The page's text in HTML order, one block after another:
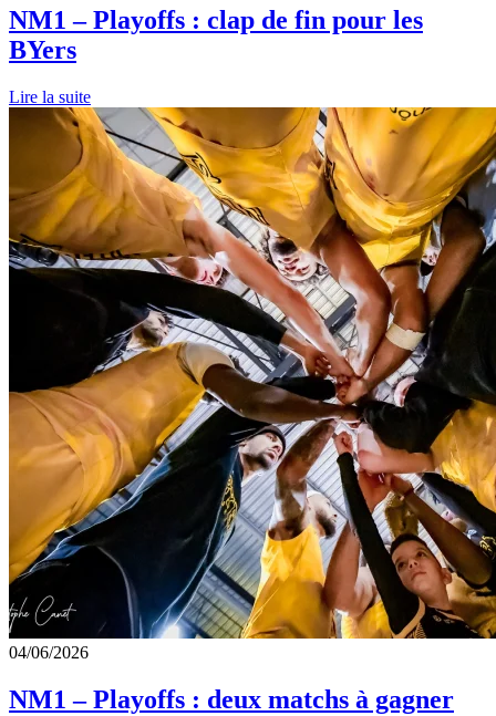
NM1 – Playoffs : clap de fin pour les
BYers
Lire la suite
04/06/2026
NM1 – Playoffs : deux matchs à gagner